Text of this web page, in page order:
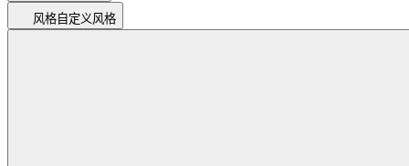
风格 自定义风格